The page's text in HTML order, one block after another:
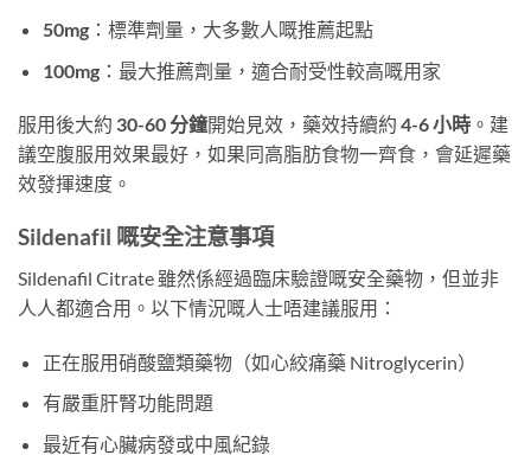
50mg：標準劑量，大多數人嘅推薦起點
100mg：最大推薦劑量，適合耐受性較高嘅用家
服用後大約 30-60 分鐘開始見效，藥效持續約 4-6 小時 。建
議空腹服用效果最好，如果同高脂肪食物一齊食，會延遲藥
效發揮速度。
Sildenafil 嘅安全注意事項
Sildenafil Citrate 雖然係經過臨床驗證嘅安全藥物，但並非
人人都適合用。以下情況嘅人士唔建議服用：
正在服用硝酸鹽類藥物（如心絞痛藥 Nitroglycerin）
有嚴重肝腎功能問題
最近有心臟病發或中風紀錄